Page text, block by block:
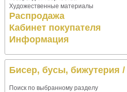
Художественные материалы
Распродажа
Кабинет покупателя
Информация
Бисер, бусы, бижутерия /
Поиск по выбранному разделу